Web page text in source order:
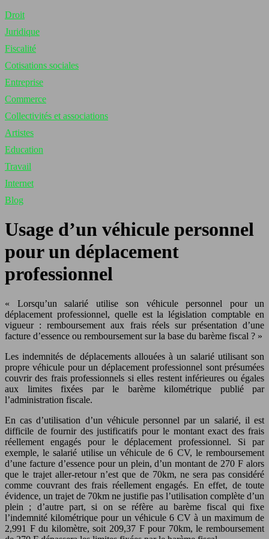
Droit
Juridique
Fiscalité
Cotisations sociales
Entreprise
Commerce
Collectivités et associations
Artistes
Education
Travail
Internet
Blog
Usage d’un véhicule personnel
pour un déplacement
professionnel
« Lorsqu’un salarié utilise son véhicule personnel pour un
déplacement professionnel, quelle est la législation comptable en
vigueur : remboursement aux frais réels sur présentation d’une
facture d’essence ou remboursement sur la base du barème fiscal ? »
Les indemnités de déplacements allouées à un salarié utilisant son
propre véhicule pour un déplacement professionnel sont présumées
couvrir des frais professionnels si elles restent inférieures ou égales
aux limites fixées par le barème kilométrique publié par
l’administration fiscale.
En cas d’utilisation d’un véhicule personnel par un salarié, il est
difficile de fournir des justificatifs pour le montant exact des frais
réellement engagés pour le déplacement professionnel. Si par
exemple, le salarié utilise un véhicule de 6 CV, le remboursement
d’une facture d’essence pour un plein, d’un montant de 270 F alors
que le trajet aller-retour n’est que de 70km, ne sera pas considéré
comme couvrant des frais réellement engagés. En effet, de toute
évidence, un trajet de 70km ne justifie pas l’utilisation complète d’un
plein ; d’autre part, si on se réfère au barème fiscal qui fixe
l’indemnité kilométrique pour un véhicule 6 CV à un maximum de
2,991 F du kilomètre, soit 209,37 F pour 70km, le remboursement